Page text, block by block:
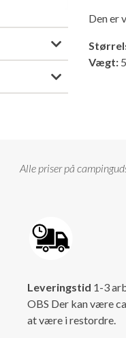
Den er
Vægt:
Alle priser på
Leveringstid 1-3
OBS Der kan være
at være i restordre.